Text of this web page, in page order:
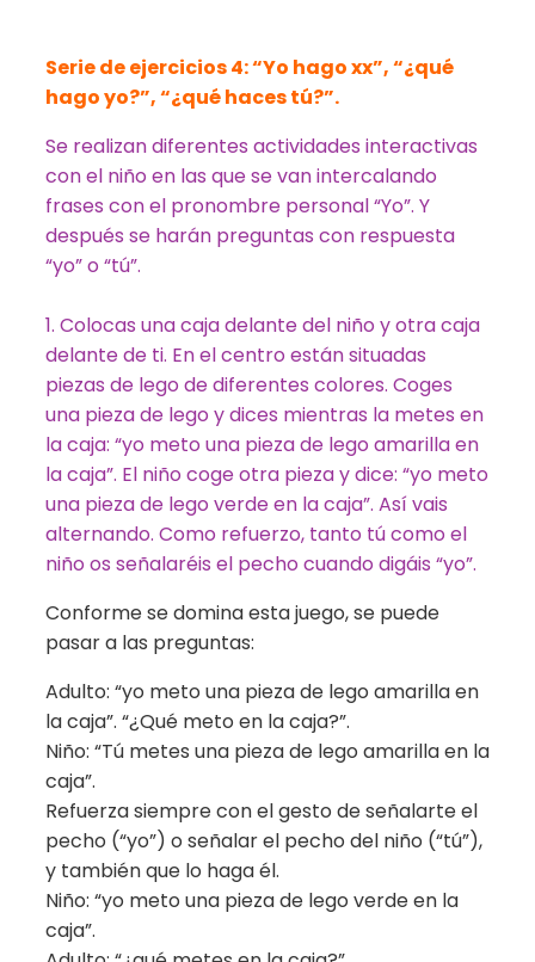
Serie de ejercicios 4: “Yo hago xx”, “¿qué
hago yo?”, “¿qué haces tú?”.
Se realizan diferentes actividades interactivas
con el niño en las que se van intercalando
frases con el pronombre personal “Yo”. Y
después se harán preguntas con respuesta
“yo” o “tú”.
1. Colocas una caja delante del niño y otra caja
delante de ti. En el centro están situadas
piezas de lego de diferentes colores. Coges
una pieza de lego y dices mientras la metes en
la caja: “yo meto una pieza de lego amarilla en
la caja”. El niño coge otra pieza y dice: “yo meto
una pieza de lego verde en la caja”. Así vais
alternando. Como refuerzo, tanto tú como el
niño os señalaréis el pecho cuando digáis “yo”.
Conforme se domina esta juego, se puede
pasar a las preguntas:
Adulto: “yo meto una pieza de lego amarilla en
la caja”. “¿Qué meto en la caja?”.
Niño: “Tú metes una pieza de lego amarilla en la
caja”.
Refuerza siempre con el gesto de señalarte el
pecho (“yo”) o señalar el pecho del niño (“tú”),
y también que lo haga él.
Niño: “yo meto una pieza de lego verde en la
caja”.